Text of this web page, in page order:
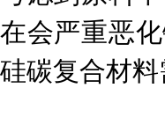
在会严重恶
硅碳复合材